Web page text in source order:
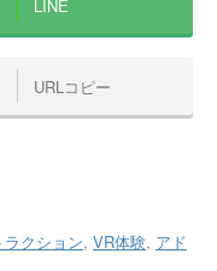
LINE
URLコピー
クション, VR体験, アド